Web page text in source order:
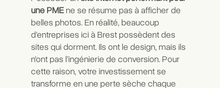
une PMEne se résume pas à afficher de
belles photos. En réalité, beaucoup
d’entreprises ici à Brest possèdent des
sites qui dorment. Ils ont le design, mais ils
n’ont pas l’ingénierie de conversion. Pour
cette raison, votre investissement se
transforme en une perte sèche chaque